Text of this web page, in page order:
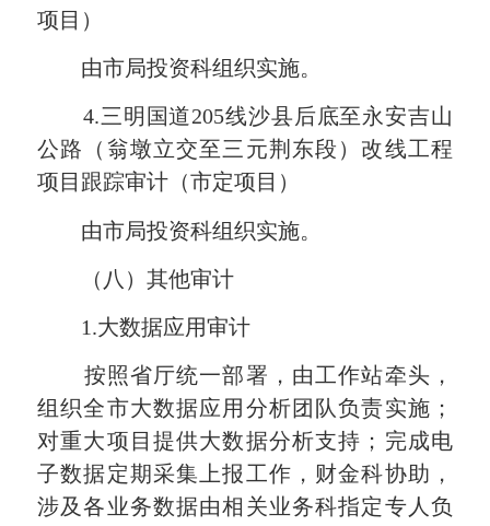
项目）
由市局投资科组织实施。
4.三明国道205线沙县后底至永安吉山
公路（翁墩立交至三元荆东段）改线工程
项目跟踪审计 （市定项目）
由市局投资科组织实施。
（八）其他审计
1.大数据应用审计
按照省厅统一部署，由工作站牵头，
组织全市大数据应用分析团队负责实施；
对重大项目提供大数据分析支持；完成电
子数据定期采集上报工作，财金科协助，
涉及各业务数据由相关业务科指定专人负